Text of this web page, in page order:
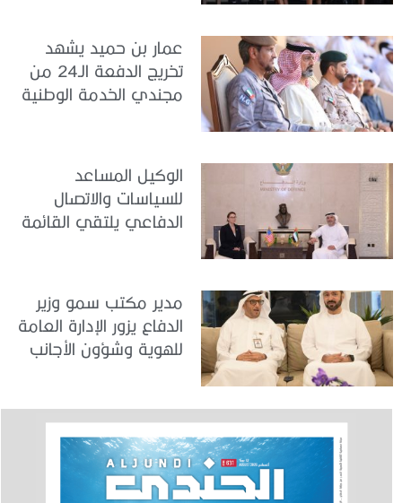
عمار بن حميد يشهد
تخريج الدفعة الـ24 من
مجندي الخدمة الوطنية
الوكيل المساعد
للسياسات والاتصال
الدفاعي يلتقي القائمة
مدير مكتب سمو وزير
الدفاع يزور الإدارة العامة
للهوية وشؤون الأجانب